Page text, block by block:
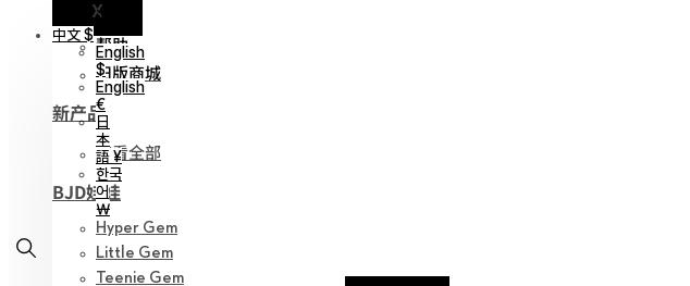
X通知
帮助
旧版商城
新产品
查看全部
BJD娃娃
Hyper Gem
Little Gem
Teenie Gem
中文 $
English
$
English
€
日
本
語 ¥
한국
어
￦